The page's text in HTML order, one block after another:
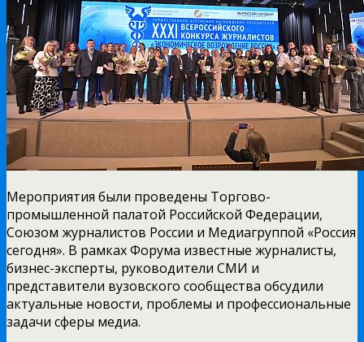
Мероприятия были проведены Торгово-
промышленной палатой Российской Федерации,
Союзом журналистов России и Медиагруппой «Россия
сегодня». В рамках Форума известные журналисты,
бизнес-эксперты, руководители СМИ и
представители вузовского сообщества обсудили
актуальные новости, проблемы и профессиональные
задачи сферы медиа.